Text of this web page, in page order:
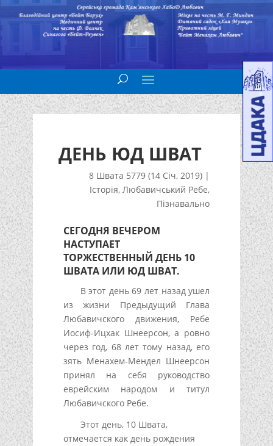
ДЕНЬ ЮД ШВАТ
8 Швата 5779 (14 Січ, 2019) |
Історія,Любавичський Ребе,
Пізнавально
СЕГОДНЯ ВЕЧЕРОМ
НАСТУПАЕТ
ТОРЖЕСТВЕННЫЙ ДЕНЬ 10
ШВАТА ИЛИ ЮД ШВАТ.
В этот день 69 лет назад ушел
из жизни Предыдущий Глава
Любавичского движения, Ребе
Иосиф-Ицхак Шнеерсон, а ровно
через год, 68 лет тому назад, его
зять Менахем-Мендел Шнеерсон
принял на себя руководство
еврейским народом и титул
Любавичского Ребе.
Этот день, 10 Швата,
отмечается как день рождения